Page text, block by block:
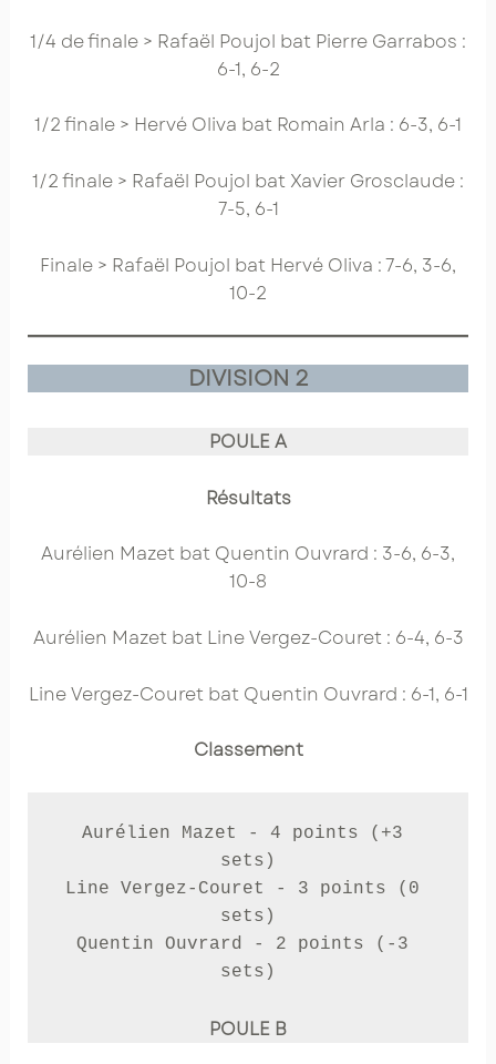
1/4 de finale > Rafaël Poujol bat Pierre Garrabos :
6-1, 6-2
1/2 finale > Hervé Oliva bat Romain Arla : 6-3, 6-1
1/2 finale > Rafaël Poujol bat Xavier Grosclaude :
7-5, 6-1
Finale > Rafaël Poujol bat Hervé Oliva : 7-6, 3-6,
10-2
DIVISION 2
POULE A
Résultats
Aurélien Mazet bat Quentin Ouvrard : 3-6, 6-3,
10-8
Aurélien Mazet bat Line Vergez-Couret : 6-4, 6-3
Line Vergez-Couret bat Quentin Ouvrard : 6-1, 6-1
Classement
Aurélien Mazet - 4 points (+3
sets)
Line Vergez-Couret - 3 points (0
sets)
Quentin Ouvrard - 2 points (-3
sets)
POULE B